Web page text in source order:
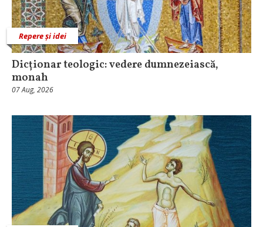
Repere și idei
Dicționar teologic: vedere dumnezeiască,
monah
07 Aug, 2026